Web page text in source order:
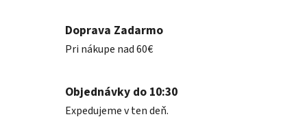
Doprava Zadarmo
Pri nákupe nad 60€
Objednávky do 10:30
Expedujeme v ten deň.